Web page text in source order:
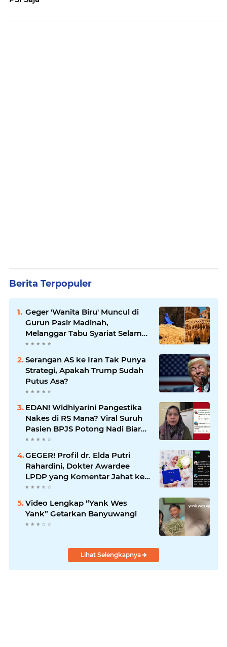
Berita Terpopuler
Geger 'Wanita Biru' Muncul di
Gurun Pasir Madinah,
Melanggar Tabu Syariat Selama
Seribu Tahun
Serangan AS ke Iran Tak Punya
Strategi, Apakah Trump Sudah
Putus Asa?
EDAN! Widhiyarini Pangestika
Nakes di RS Mana? Viral Suruh
Pasien BPJS Potong Nadi Biar
Dapat Ruangan
GEGER! Profil dr. Elda Putri
Rahardini, Dokter Awardee
LPDP yang Komentar Jahat ke
Pasien BPJS
Video Lengkap “Yank Wes
Yank” Getarkan Banyuwangi
Lihat Selengkapnya